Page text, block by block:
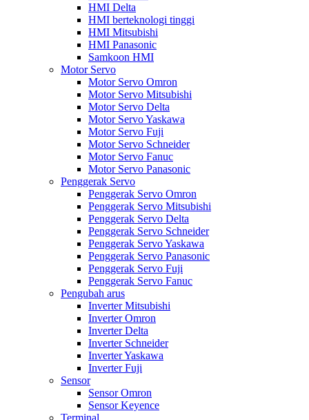
HMI Delta
HMI berteknologi tinggi
HMI Mitsubishi
HMI Panasonic
Samkoon HMI
Motor Servo
Motor Servo Omron
Motor Servo Mitsubishi
Motor Servo Delta
Motor Servo Yaskawa
Motor Servo Fuji
Motor Servo Schneider
Motor Servo Fanuc
Motor Servo Panasonic
Penggerak Servo
Penggerak Servo Omron
Penggerak Servo Mitsubishi
Penggerak Servo Delta
Penggerak Servo Schneider
Penggerak Servo Yaskawa
Penggerak Servo Panasonic
Penggerak Servo Fuji
Penggerak Servo Fanuc
Pengubah arus
Inverter Mitsubishi
Inverter Omron
Inverter Delta
Inverter Schneider
Inverter Yaskawa
Inverter Fuji
Sensor
Sensor Omron
Sensor Keyence
Terminal